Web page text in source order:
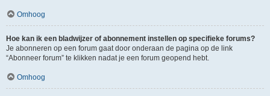
Omhoog
Hoe kan ik een bladwijzer of abonnement instellen op specifieke forums?
Je abonneren op een forum gaat door onderaan de pagina op de link
“Abonneer forum” te klikken nadat je een forum geopend hebt.
Omhoog